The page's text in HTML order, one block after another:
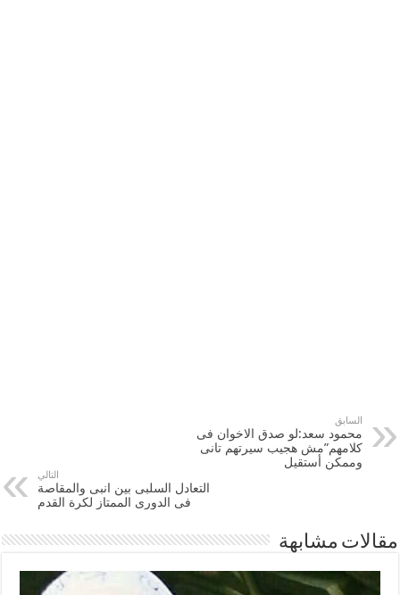
السابق
محمود سعد:لو صدق الاخوان فى
كلامهم”مش هجيب سيرتهم تانى
وممكن أستقيل
التالي
التعادل السلبى بين انبى والمقاصة
فى الدورى الممتاز لكرة القدم
مقالات مشابهة